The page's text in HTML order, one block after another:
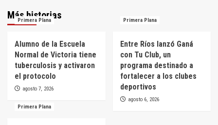
Más historias
Primera Plana
Alumno de la Escuela
Normal de Victoria tiene
tuberculosis y activaron
el protocolo
agosto 7, 2026
Primera Plana
Entre Ríos lanzó Ganá
con Tu Club, un
programa destinado a
fortalecer a los clubes
deportivos
agosto 6, 2026
Primera Plana